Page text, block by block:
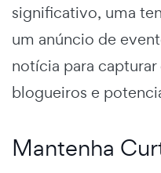
significativo, uma
um anúncio de
notícia para
blogueiros e
Mantenha